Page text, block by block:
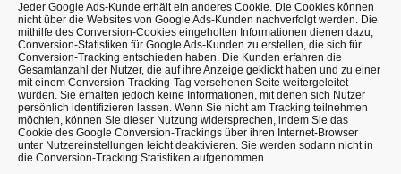
Jeder Google Ads-Kunde erhält ein anderes Cookie. Die Cookies können
nicht über die Websites von Google Ads-Kunden nachverfolgt werden. Die
mithilfe des Conversion-Cookies eingeholten Informationen dienen dazu,
Conversion-Statistiken für Google Ads-Kunden zu erstellen, die sich für
Conversion-Tracking entschieden haben. Die Kunden erfahren die
Gesamtanzahl der Nutzer, die auf ihre Anzeige geklickt haben und zu einer
mit einem Conversion-Tracking-Tag versehenen Seite weitergeleitet
wurden. Sie erhalten jedoch keine Informationen, mit denen sich Nutzer
persönlich identifizieren lassen. Wenn Sie nicht am Tracking teilnehmen
möchten, können Sie dieser Nutzung widersprechen, indem Sie das
Cookie des Google Conversion-Trackings über ihren Internet-Browser
unter Nutzereinstellungen leicht deaktivieren. Sie werden sodann nicht in
die Conversion-Tracking Statistiken aufgenommen.